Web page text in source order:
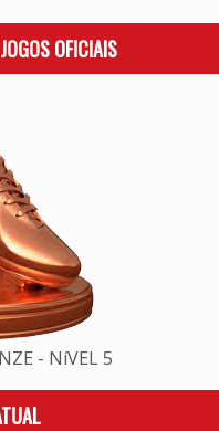
OFICIAIS
- NíVEL 5